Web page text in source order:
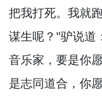
把我打死。 我就
谋生呢？ "驴说道
音乐家， 要是你
是志同道合， 你